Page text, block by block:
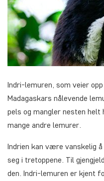
Indri-lemuren, som veier
Madagaskars nålevende
pels og mangler nesten
mange andre lemurer.
Indrien kan være vanskelig
seg i tretoppene. Til
den. Indri-lemuren er kjent